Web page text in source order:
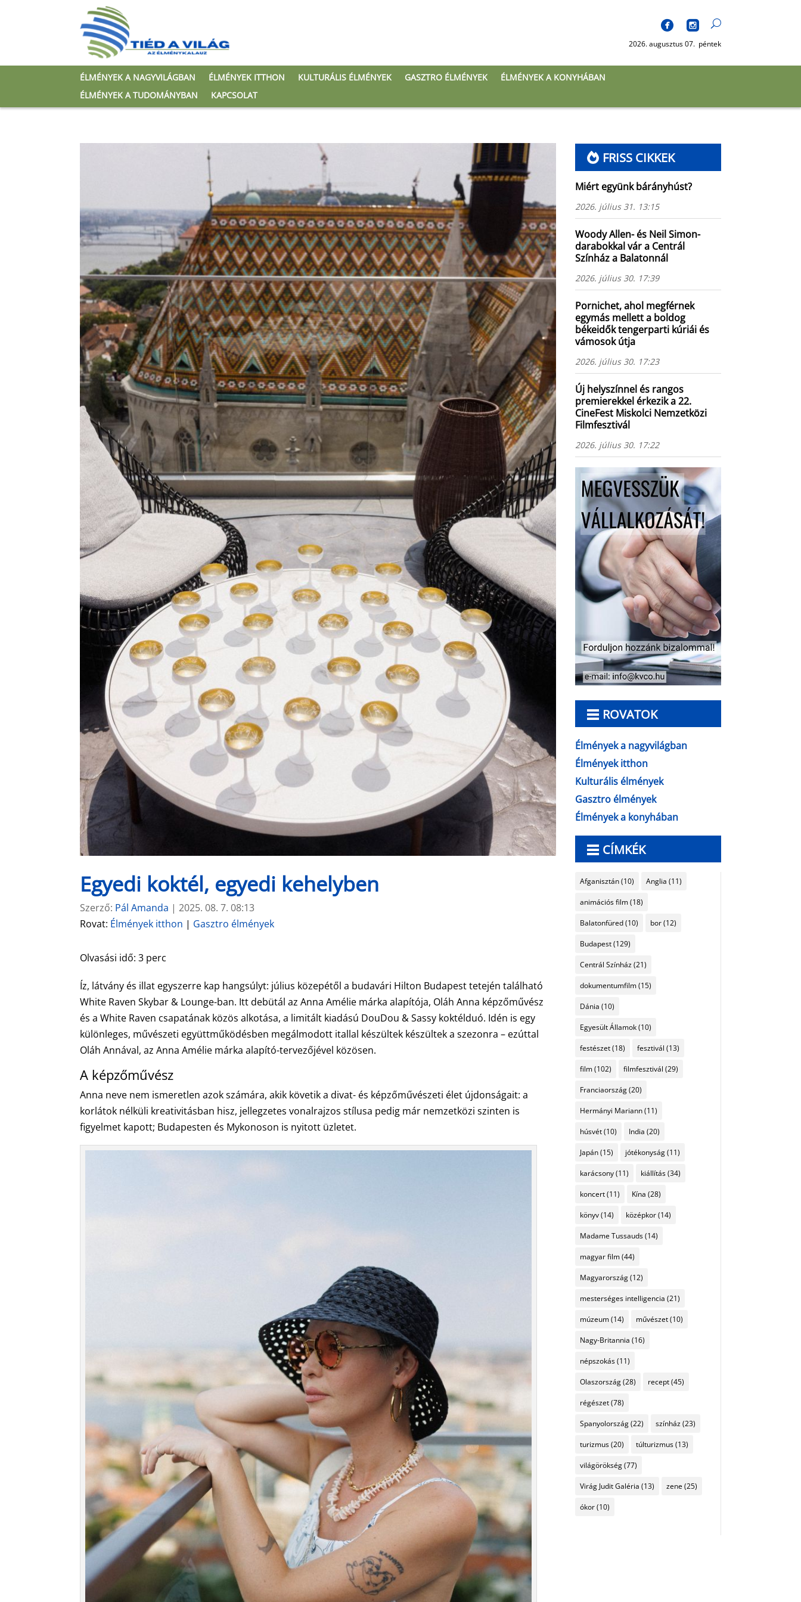
2026. augusztus 07. péntek
ÉLMÉNYEK A NAGYVILÁGBAN ÉLMÉNYEK ITTHON KULTURÁLIS ÉLMÉNYEK GASZTRO ÉLMÉNYEK
ÉLMÉNYEK A KONYHÁBAN
ÉLMÉNYEK A TUDOMÁNYBAN
KAPCSOLAT
Egyedi koktél, egyedi kehelyben
Szerző: Pál Amanda |2025. 08. 7. 08:13
Rovat: Élmények itthon | Gasztro élmények
Olvasási idő:3 perc
Íz, látvány és illat egyszerre kap hangsúlyt: július közepétől a budavári Hilton Budapest tetején található
White Raven Skybar & Lounge-ban. Itt debütál az Anna Amélie márka alapítója, Oláh Anna képzőművész
és a White Raven csapatának közös alkotása, a limitált kiadású DouDou & Sassy koktélduó. Idén is egy
különleges, művészeti együttműködésben megálmodott itallal készültek készültek a szezonra – ezúttal
Oláh Annával, az Anna Amélie márka alapító-tervezőjével közösen.
A képzőművész
Anna neve nem ismeretlen azok számára, akik követik a divat- és képzőművészeti élet újdonságait: a
korlátok nélküli kreativitásban hisz, jellegzetes vonalrajzos stílusa pedig már nemzetközi szinten is
figyelmet kapott; Budapesten és Mykonoson is nyitott üzletet.
FRISS CIKKEK
Miért együnk bárányhúst?
2026. július 31. 13:15
Woody Allen- és Neil Simon-
darabokkal vár a Centrál
Színház a Balatonnál
2026. július 30. 17:39
Pornichet, ahol megférnek
egymás mellett a boldog
békeidők tengerparti kúriái és
vámosok útja
2026. július 30. 17:23
Új helyszínnel és rangos
premierekkel érkezik a 22.
CineFest Miskolci Nemzetközi
Filmfesztivál
2026. július 30. 17:22
ROVATOK
Élmények a nagyvilágban
Élmények itthon
Kulturális élmények
Gasztro élmények
Élmények a konyhában
CÍMKÉK
Afganisztán(10) Anglia (11)
animációs film(18)
Balatonfüred(10) bor(12)
Budapest(129)
Centrál Színház(21)
dokumentumfilm(15)
Dánia (10)
Egyesült Államok(10)
festészet(18) fesztivál (13)
film(102) filmfesztivál (29)
Franciaország(20)
Hermányi Mariann(11)
húsvét(10) India (20)
Japán(15) jótékonyság(11)
karácsony(11) kiállítás(34)
koncert(11) Kína (28)
könyv(14) középkor(14)
Madame Tussauds(14)
magyar film(44)
Magyarország(12)
mesterséges intelligencia (21)
múzeum(14) művészet(10)
Nagy-Britannia (16)
népszokás(11)
Olaszország(28) recept(45)
régészet(78)
Spanyolország(22) színház(23)
turizmus(20) túlturizmus(13)
világörökség(77)
Virág Judit Galéria (13) zene (25)
ókor(10)